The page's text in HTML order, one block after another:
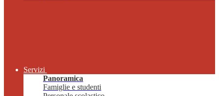
Servizi
Panoramica
Famiglie e studenti